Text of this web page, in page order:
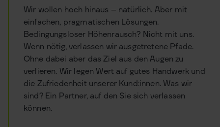
Wir wollen hoch hinaus – natürlich. Aber mit
einfachen, pragmatischen Lösungen.
Bedingungsloser Höhenrausch? Nicht mit uns.
Wenn nötig, verlassen wir ausgetretene Pfade.
Ohne dabei aber das Ziel aus den Augen zu
verlieren. Wir legen Wert auf gutes Handwerk und
die Zufriedenheit unserer Kund:innen. Was wir
sind? Ein Partner, auf den Sie sich verlassen
können.